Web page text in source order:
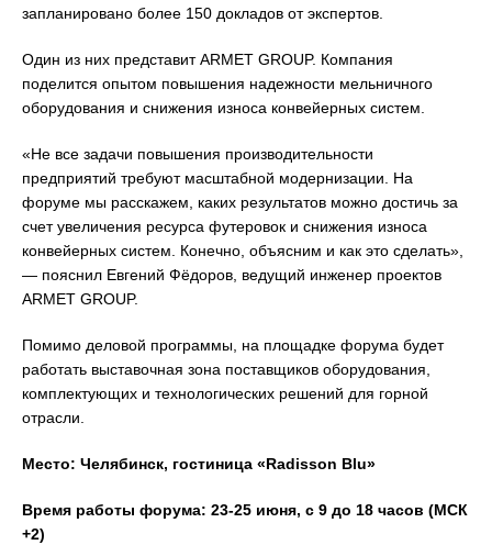
запланировано более 150 докладов от экспертов.
Один из них представит ARMET GROUP. Компания
поделится опытом повышения надежности мельничного
оборудования и снижения износа конвейерных систем.
«Не все задачи повышения производительности
предприятий требуют масштабной модернизации. На
форуме мы расскажем, каких результатов можно достичь за
счет увеличения ресурса футеровок и снижения износа
конвейерных систем. Конечно, объясним и как это сделать»,
— пояснил Евгений Фёдоров, ведущий инженер проектов
ARMET GROUP.
Помимо деловой программы, на площадке форума будет
работать выставочная зона поставщиков оборудования,
комплектующих и технологических решений для горной
отрасли.
Место: Челябинск, гостиница «Radisson Blu»
Время работы форума: 23-25 июня, с 9 до 18 часов (МСК
+2)